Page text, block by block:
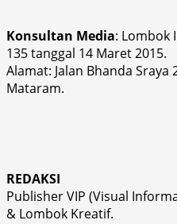
Konsultan Media: Lombok
135 tanggal 14 Maret 2015.
Alamat: Jalan Bhanda Sraya
Mataram.
REDAKSI
Publisher VIP (Visual
& Lombok Kreatif.